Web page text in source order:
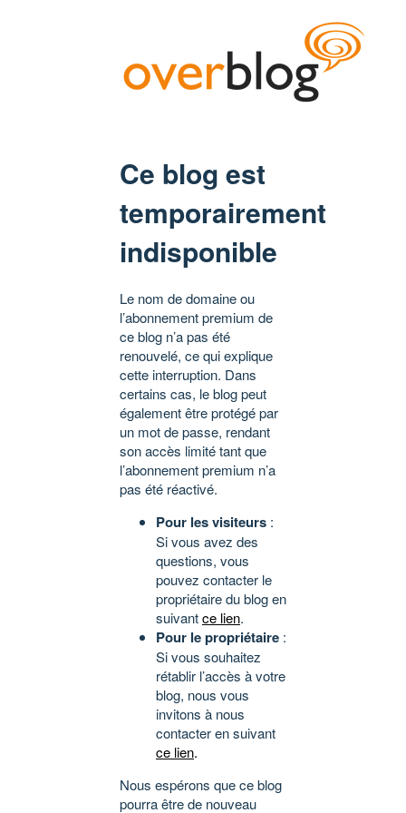
Ce blog est
temporairement
indisponible
Le nom de domaine ou
l’abonnement premium de
ce blog n’a pas été
renouvelé, ce qui explique
cette interruption. Dans
certains cas, le blog peut
également être protégé par
un mot de passe, rendant
son accès limité tant que
l’abonnement premium n’a
pas été réactivé.
Pour les visiteurs :
Si vous avez des
questions, vous
pouvez contacter le
propriétaire du blog en
suivantce lien.
Pour le propriétaire :
Si vous souhaitez
rétablir l’accès à votre
blog, nous vous
invitons à nous
contacter en suivant
ce lien.
Nous espérons que ce blog
pourra être de nouveau